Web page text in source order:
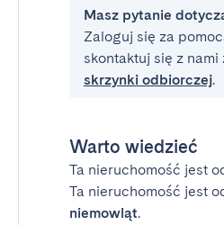
Masz pytanie
Zaloguj się za
skontaktuj się z
skrzynki odbiorczej.
Warto wiedzieć
Ta nieruchomość jest
Ta nieruchomość jest
niemowląt.